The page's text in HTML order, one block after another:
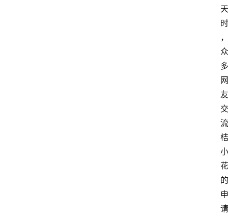
天
时
，
众
多
网
友
交
流
桔
小
花
的
申
请